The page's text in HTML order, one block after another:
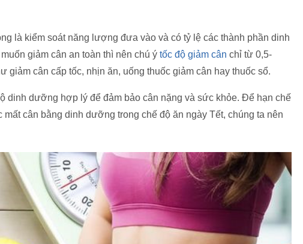
là kiểm soát năng lượng đưa vào và có tỷ lệ các thành phần dinh
giảm cân an toàn thì nên chú ý tốc độ giảm cân chỉ từ 0,5-
giảm cân cấp tốc, nhịn ăn, uống thuốc giảm cân hay thuốc sổ.
dinh dưỡng hợp lý để đảm bảo cân nặng và sức khỏe. Để hạn chế
cân bằng dinh dưỡng trong chế độ ăn ngày Tết, chúng ta nên